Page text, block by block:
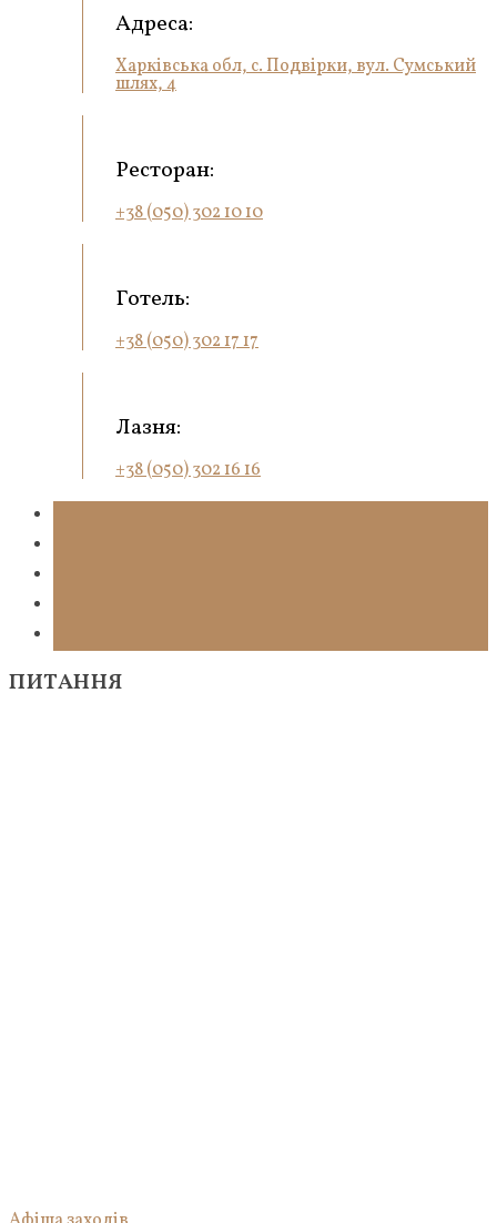
Адреса:
Харківська обл, с. Подвірки, вул. Сумський
шлях, 4
Ресторан:
+38 (050) 302 10 10
Готель:
+38 (050) 302 17 17
Лазня:
+38 (050) 302 16 16
ПИТАННЯ